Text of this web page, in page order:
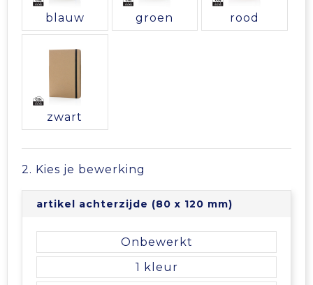
Vrije tijd en Strand
Waterflesjes
Veiligheidsvesten en Veiligheidshesjes
Gehoorbescherming
Picknicktassen en manden
Promotietassen
Reistassen
Rugzakken
Schoudertassen
blauw groen rood
zwart
2. Kies je bewerking
artikel achterzijde (80 x 120 mm)
Onbewerkt
1